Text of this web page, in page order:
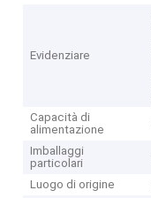
Evidenziare
Capacità di
alimentazione
Imballaggi
particolari
Luogo di origine